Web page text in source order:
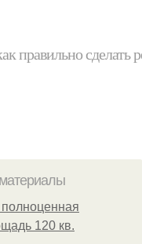
правильно
120 кв.